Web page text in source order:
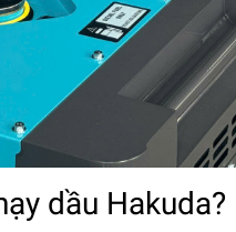
dầu Hakuda?